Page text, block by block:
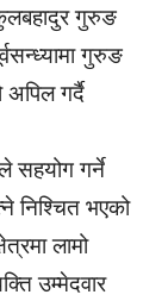
गुरुङ
गुरुङ
गर्दै
सहयोग गर्ने
निश्चित भएको
लामो
उम्मेदवार